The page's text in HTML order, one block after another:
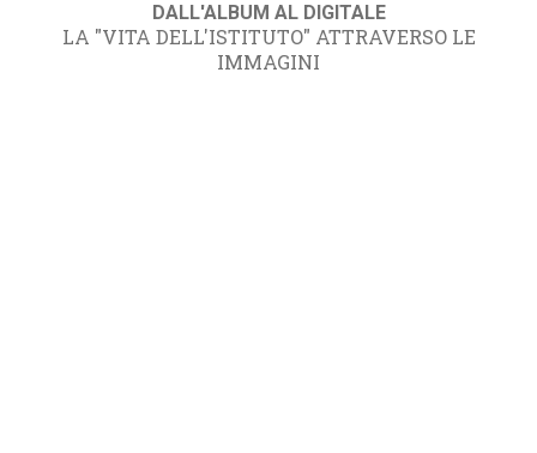
DALL'ALBUM AL DIGITALE
LA "VITA DELL'ISTITUTO" ATTRAVERSO LE
IMMAGINI